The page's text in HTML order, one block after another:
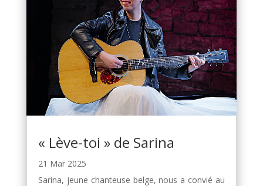
« Lève-toi » de Sarina
21 Mar 2025
Sarina, jeune chanteuse belge, nous a convié au